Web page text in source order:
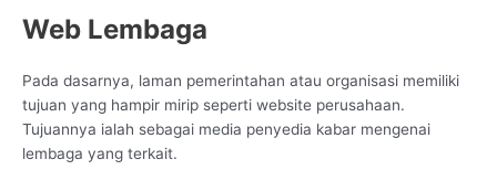
Web Lembaga
Pada dasarnya, laman pemerintahan atau organisasi memiliki
tujuan yang hampir mirip seperti website perusahaan.
Tujuannya ialah sebagai media penyedia kabar mengenai
lembaga yang terkait.